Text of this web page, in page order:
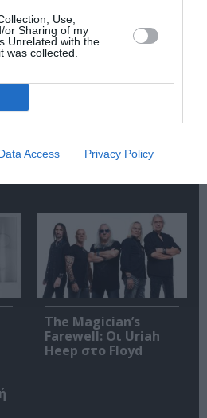
Use,
or Sharing of my
Unrelated with the
was collected.
Access Privacy Policy
Tribute: Μια
στο Christmas
Theater
The Magician’s
Farewell: Οι Uriah
Heep στο Floyd